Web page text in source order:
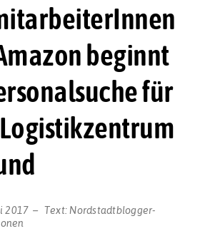
beginnt
für
2017 Text: Nordstadtblogger-